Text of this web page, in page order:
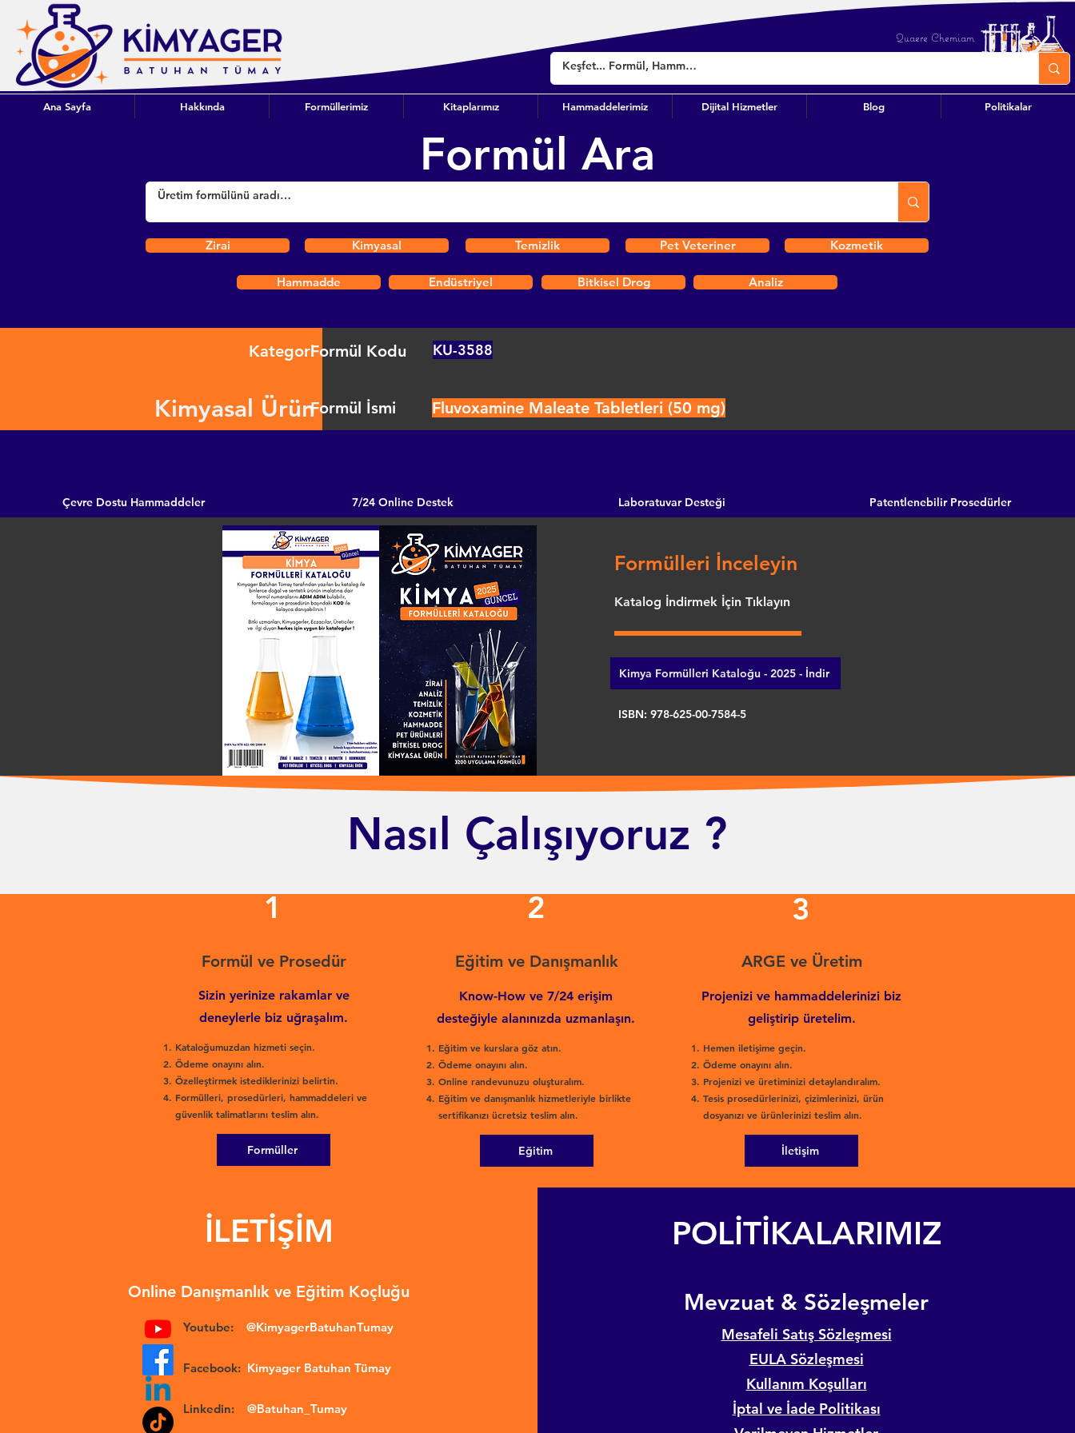
Quaere Chemiam
Ana Sayfa Hakkında Formüllerimiz Kitaplarımız Hammaddelerimiz Dijital Hizmetler Blog Politikalar
Formül Ara
Zirai Kimyasal Temizlik Pet Veteriner Kozmetik
Hammadde Endüstriyel Bitkisel Drog Analiz
Kategori
Kimyasal Ürün
Formül Kodu KU-3588
Formül İsmi Fluvoxamine Maleate Tabletleri (50 mg)
Çevre Dostu Hammaddeler 7/24 Online Destek Laboratuvar Desteği Patentlenebilir Prosedürler
Formülleri İnceleyin
Katalog İndirmek İçin Tıklayın
Kimya Formülleri Kataloğu - 2025 - İndir
ISBN: 978-625-00-7584-5
Nasıl Çalışıyoruz ?
1
Formül ve Prosedür
Sizin yerinize rakamlar ve
deneylerle biz uğraşalım.
Kataloğumuzdan hizmeti seçin.
Ödeme onayını alın.
Özelleştirmek istediklerinizi belirtin.
Formülleri, prosedürleri, hammaddeleri ve
güvenlik talimatlarını teslim alın.
Formüller
2
Eğitim ve Danışmanlık
Know-How ve 7/24 erişim
desteğiyle alanınızda uzmanlaşın.
Eğitim ve kurslara göz atın.
Ödeme onayını alın.
Online randevunuzu oluşturalım.
Eğitim ve danışmanlık hizmetleriyle birlikte
sertifikanızı ücretsiz teslim alın.
Eğitim
3
ARGE ve Üretim
Hemen iletişime geçin.
Ödeme onayını alın.
Projenizi ve üretiminizi detaylandıralım.
Tesis prosedürlerinizi, çizimlerinizi, ürün
dosyanızı ve ürünlerinizi teslim alın.
Projenizi ve hammaddelerinizi biz
geliştirip üretelim.
İletişim
İLETİŞİM
Online Danışmanlık ve Eğitim Koçluğu
Youtube: @KimyagerBatuhanTumay
Facebook: Kimyager Batuhan Tümay
Linkedin: @Batuhan_Tumay
POLİTİKALARIMIZ
​Mevzuat & Sözleşmeler
Mesafeli Satış Sözleşmesi
EULA Sözleşmesi
Kullanım Koşulları
İptal ve İade Politikası